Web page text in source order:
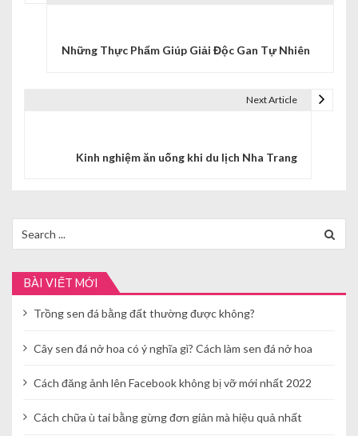
g
b
à
i
v
i
ế
Những Thực Phẩm Giúp Giải Độc Gan Tự Nhiên
Next Article
Kinh nghiệm ăn uống khi du lịch Nha Trang
for:
BÀI VIẾT MỚI
Trồng sen đá bằng đất thường được không?
Cây sen đá nở hoa có ý nghĩa gì? Cách làm sen đá nở hoa
Cách đăng ảnh lên Facebook không bị vỡ mới nhất 2022
Cách chữa ù tai bằng gừng đơn giản mà hiệu quả nhất